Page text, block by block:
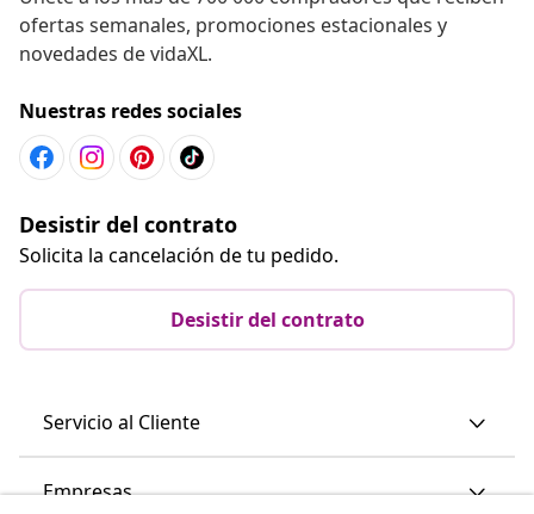
ofertas semanales, promociones estacionales y
novedades de vidaXL.
Nuestras redes sociales
Desistir del contrato
Solicita la cancelación de tu pedido.
Desistir del contrato
Servicio al Cliente
Empresas